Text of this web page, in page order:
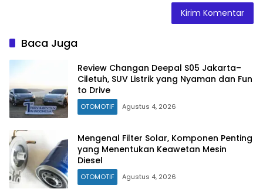
Baca Juga
Review Changan Deepal S05 Jakarta–
Ciletuh, SUV Listrik yang Nyaman dan Fun
to Drive
OTOMOTIF Agustus 4, 2026
Mengenal Filter Solar, Komponen Penting
yang Menentukan Keawetan Mesin
Diesel
OTOMOTIF Agustus 4, 2026